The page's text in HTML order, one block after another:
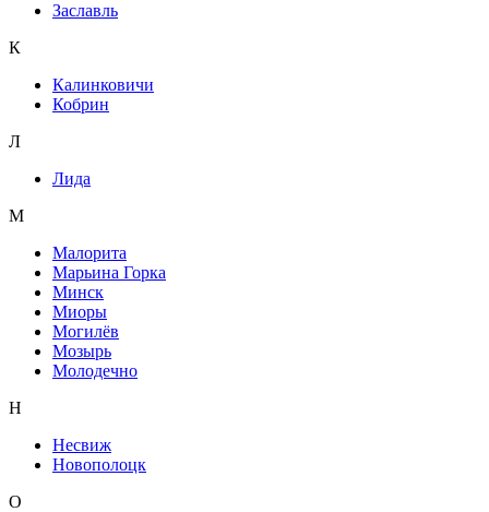
Заславль
К
Калинковичи
Кобрин
Л
Лида
М
Малорита
Марьина Горка
Минск
Миоры
Могилёв
Мозырь
Молодечно
Н
Несвиж
Новополоцк
О